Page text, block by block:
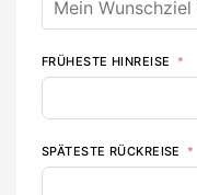
FRÜHESTE HINREISE
SPÄTESTE RÜCKREISE